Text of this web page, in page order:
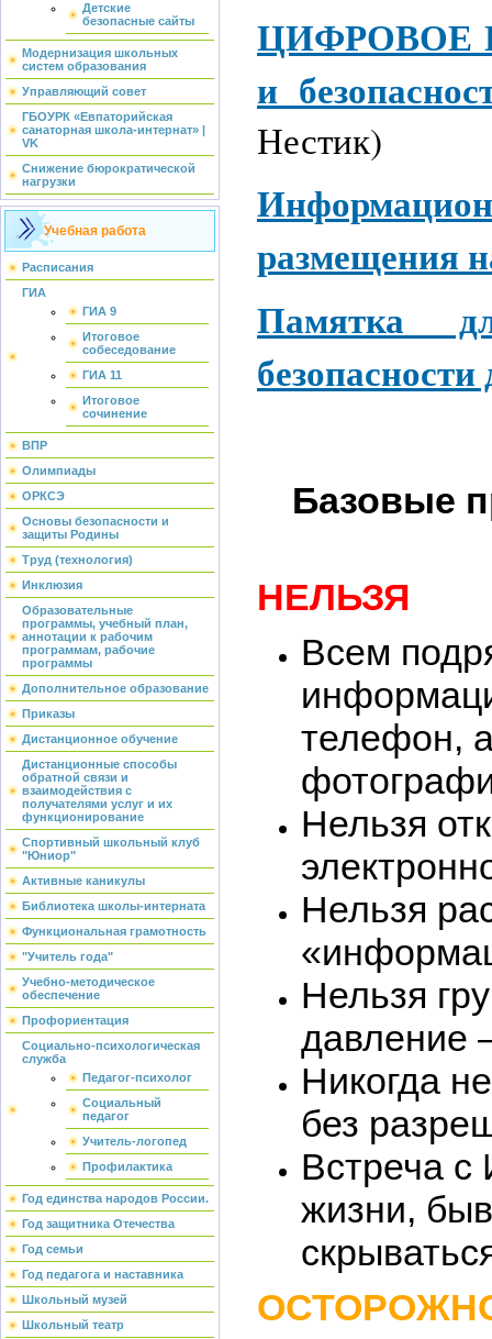
Детские
безопасные сайты
Модернизация школьных
систем образования
Управляющий совет
ГБОУРК «Евпаторийская
санаторная школа-интернат» |
VK
Снижение бюрократической
нагрузки
Учебная работа
Расписания
ГИА
ГИА 9
Итоговое
собеседование
ГИА 11
Итоговое
сочинение
ВПР
Олимпиады
ОРКСЭ
Основы безопасности и
защиты Родины
Труд (технология)
Инклюзия
Образовательные
программы, учебный план,
аннотации к рабочим
программам, рабочие
программы
Дополнительное образование
Приказы
Дистанционное обучение
Дистанционные способы
обратной связи и
взаимодействия с
получателями услуг и их
функционирование
Спортивный школьный клуб
"Юниор"
Активные каникулы
Библиотека школы-интерната
Функциональная грамотность
"Учитель года"
Учебно-методическое
обеспечение
Профориентация
Социально-психологическая
служба
Педагог-психолог
Социальный
педагог
Учитель-логопед
Профилактика
Год единства народов России.
Год защитника Отечества
Год семьи
Год педагога и наставника
Школьный музей
Школьный театр
ЦИФРОВОЕ
и
Нестик)
размещения
Памятка
безопасности
Базовые
НЕЛЬЗЯ
Всем
телефон,
Нельзя
Нельзя
Нельзя
давление
Никогда
без
Встреча с
жизни,